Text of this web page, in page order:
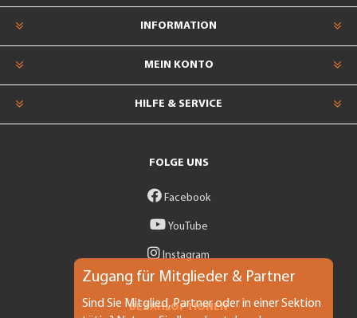
Zugang für Mitglieder & Partner
Sind Sie Mitglied, Partner oder in einer Sektion
INFORMATION
MEIN KONTO
HILFE & SERVICE
FOLGE UNS
Facebook
YouTube
Instagram
BEZAHLOPTIONEN